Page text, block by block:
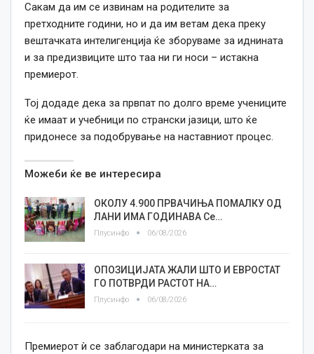
Сакам да им се извинам на родителите за
претходните години, но и да им ветам дека преку
вештачката интелигенција ќе зборуваме за иднината
и за предизвиците што таа ни ги носи – истакна
премиерот.
Тој додаде дека за првпат по долго време учениците
ќе имаат и учебници по странски јазици, што ќе
придонесе за подобрување на наставниот процес.
Можеби ќе ве интересира
ОКОЛУ 4.900 ПРВАЧИЊА ПОМАЛКУ ОД
ЛАНИ ИМА ГОДИНАВА Се…
Плусинфо 06/08/2026
ОПОЗИЦИЈАТА ЖАЛИ ШТО И ЕВРОСТАТ
ГО ПОТВРДИ РАСТОТ НА…
Плусинфо 06/08/2026
Премиерот ѝ се заблагодари на министерката за